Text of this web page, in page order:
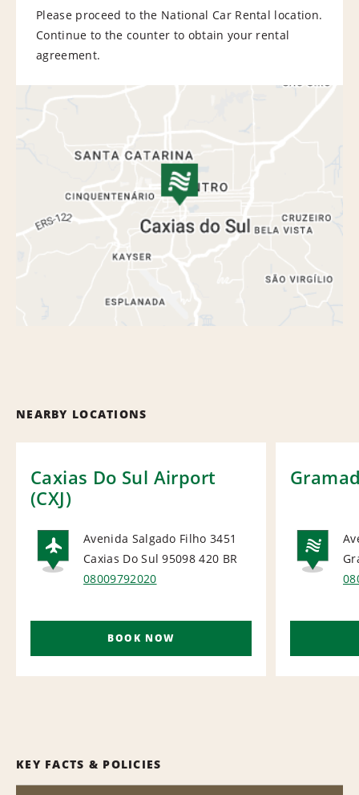
Please proceed to the National Car Rental location.
Continue to the counter to obtain your rental
agreement.
NEARBY LOCATIONS
Caxias Do Sul Airport
(CXJ)
AIRPORT
Avenida Salgado Filho 3451
Caxias Do Sul 95098 420 BR
08009792020
BOOK NOW
KEY FACTS & POLICIES